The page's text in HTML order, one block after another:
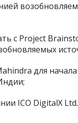
с Project
для
ICO DigitalX